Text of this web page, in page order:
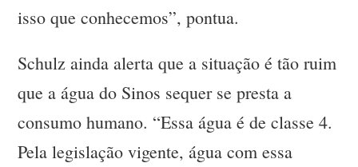
isso que conhecemos”, pontua.
Schulz ainda alerta que a situação é tão ruim
que a água do Sinos sequer se presta a
consumo humano. “Essa água é de classe 4.
Pela legislação vigente, água com essa